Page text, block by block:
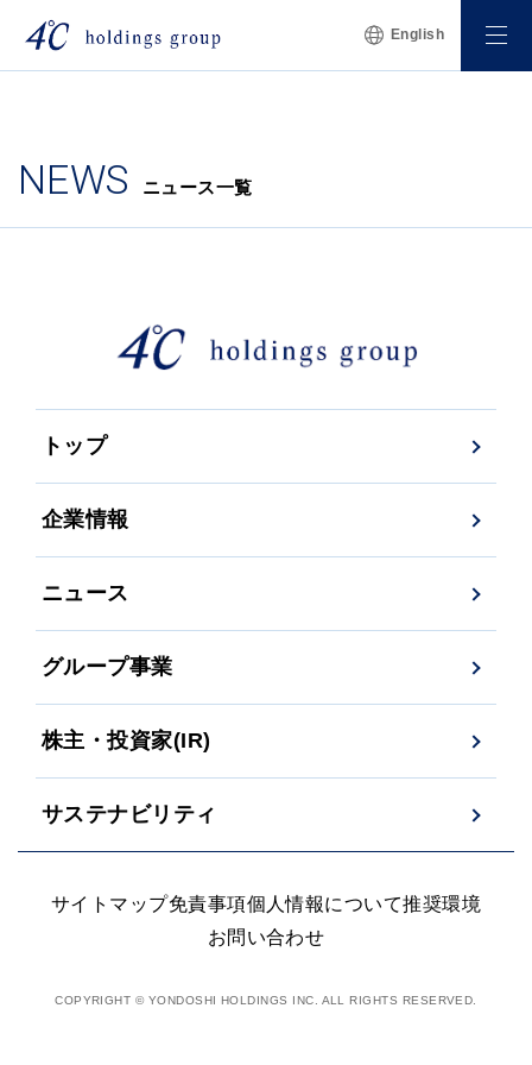
English
--- name: list title: 記事一覧 permission: guest
editor_mode: source robots: '' ---
NEWS ニュース一覧
トップ
企業情報
ニュース
グループ事業
株主・投資家(IR)
サステナビリティ
サイトマップ免責事項個人情報について推奨環境
お問い合わせ
COPYRIGHT © YONDOSHI HOLDINGS INC. ALL RIGHTS RESERVED.